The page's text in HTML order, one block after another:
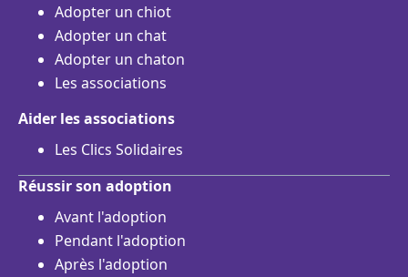
Adopter un chiot
Adopter un chat
Adopter un chaton
Les associations
Aider les associations
Les Clics Solidaires
Réussir son adoption
Avant l'adoption
Pendant l'adoption
Après l'adoption